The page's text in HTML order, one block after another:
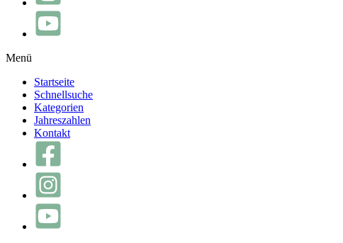
Menü
Startseite
Schnellsuche
Kategorien
Jahreszahlen
Kontakt